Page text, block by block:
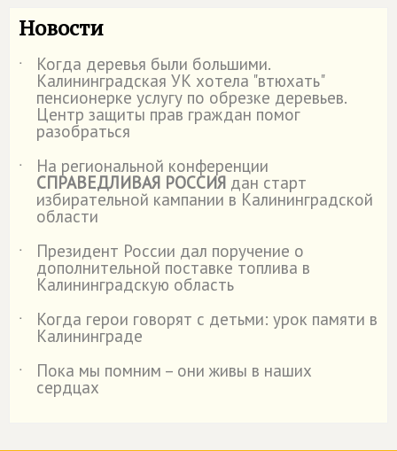
Новости
˙ Когда деревья были большими.
Калининградская УК хотела "втюхать"
пенсионерке услугу по обрезке деревьев.
Центр защиты прав граждан помог
разобраться
˙
На региональной конференции
СПРАВЕДЛИВАЯ РОССИЯ дан старт
избирательной кампании в Калининградской
области
˙
Президент России дал поручение о
дополнительной поставке топлива в
Калининградскую область
˙
Когда герои говорят с детьми: урок памяти в
Калининграде
˙
Пока мы помним – они живы в наших
сердцах